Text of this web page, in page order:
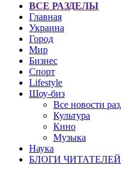
ВСЕ РАЗДЕЛЫ
Главная
Украина
Город
Мир
Бизнес
Спорт
Lifestyle
Шоу-биз
Все новости
Культура
Кино
Музыка
Наука
БЛОГИ ЧИТАТЕЛЕЙ